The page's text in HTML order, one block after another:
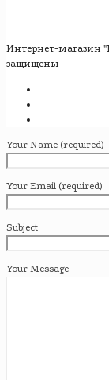
Интернет-магазин
защищены
Your Name (required)
Your Email (required)
Subject
Your Message